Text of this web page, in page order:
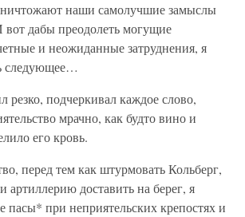
наши самолучшие замыслы
дабы преодолеть могущие
и неожиданные затруднения, я
следующее…
резко, подчеркивал каждое слово,
мрачно, как будто вино и
его кровь.
перед тем как штурмовать Кольберг,
артиллерию доставить на берег, я
пасы* при неприятельских крепостях и